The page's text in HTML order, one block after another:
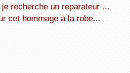
je recherche un reparateur ...
cet hommage à la robe...